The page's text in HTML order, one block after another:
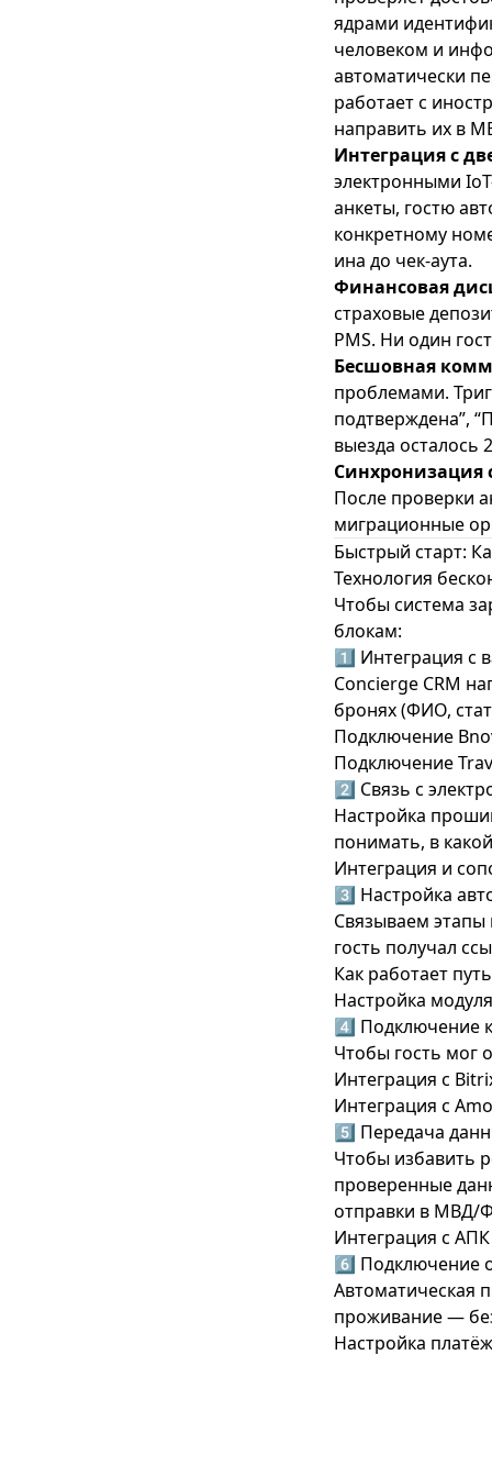
ядрами
человеком и
автоматически
работает с
направить их в
Интеграция с
электронными
анкеты, гостю
конкретному
ина до чек-аута.
Финансовая
страховые
PMS. Ни один
Бесшовная
проблемами.
подтверждена”,
выезда осталось
Синхронизация
После проверки
миграционные
Быстрый старт:
Технология
Чтобы система
блокам:
1️⃣ Интеграция с
Concierge CRM
бронях (ФИО,
Подключение
Подключение
2️⃣ Связь с
Настройка
понимать, в
Интеграция и
3️⃣ Настройка
Связываем этапы
гость получал
Как работает
Настройка
4️⃣ Подключение
Чтобы гость мог
Интеграция с
Интеграция с
5️⃣ Передача
Чтобы избавить
проверенные
отправки в МВД/
Интеграция с АПК
6️⃣ Подключение
Автоматическая
проживание —
Настройка